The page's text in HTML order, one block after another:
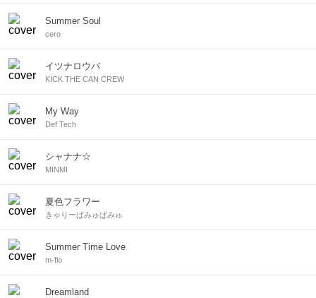
Summer Soul
cero
イツナロウバ
KICK THE CAN CREW
My Way
Def Tech
シャナナ☆
MINMI
夏色フラワー
きゃりーぱみゅぱみゅ
Summer Time Love
m-flo
Dreamland